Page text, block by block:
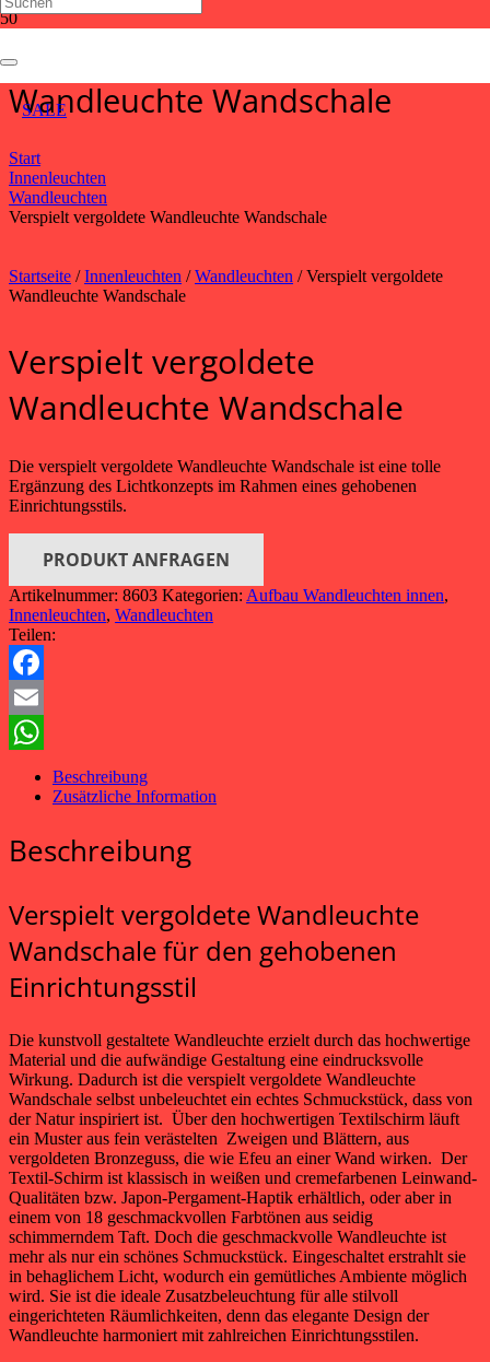
SALE
Verspielt vergoldete
Wandleuchte Wandschale
Start
Innenleuchten
Wandleuchten
Verspielt vergoldete Wandleuchte Wandschale
Startseite /Innenleuchten /Wandleuchten / Verspielt vergoldete
Wandleuchte Wandschale
Verspielt vergoldete
Wandleuchte Wandschale
Die verspielt vergoldete Wandleuchte Wandschale ist eine tolle
Ergänzung des Lichtkonzepts im Rahmen eines gehobenen
Einrichtungsstils.
PRODUKT ANFRAGEN
Artikelnummer: 8603 Kategorien: Aufbau Wandleuchten innen,
Innenleuchten, Wandleuchten
Teilen:
Facebook
Email
WhatsApp
Beschreibung
Zusätzliche Information
Beschreibung
Verspielt vergoldete Wandleuchte
Wandschale für den gehobenen
Einrichtungsstil
Die kunstvoll gestaltete Wandleuchte erzielt durch das hochwertige
Material und die aufwändige Gestaltung eine eindrucksvolle
Wirkung. Dadurch ist die verspielt vergoldete Wandleuchte
Wandschale selbst unbeleuchtet ein echtes Schmuckstück, dass von
der Natur inspiriert ist. Über den hochwertigen Textilschirm läuft
ein Muster aus fein verästelten Zweigen und Blättern, aus
vergoldeten Bronzeguss, die wie Efeu an einer Wand wirken. Der
Textil-Schirm ist klassisch in weißen und cremefarbenen Leinwand-
Qualitäten bzw. Japon-Pergament-Haptik erhältlich, oder aber in
einem von 18 geschmackvollen Farbtönen aus seidig
schimmerndem Taft. Doch die geschmackvolle Wandleuchte ist
mehr als nur ein schönes Schmuckstück. Eingeschaltet erstrahlt sie
in behaglichem Licht, wodurch ein gemütliches Ambiente möglich
wird. Sie ist die ideale Zusatzbeleuchtung für alle stilvoll
eingerichteten Räumlichkeiten, denn das elegante Design der
Wandleuchte harmoniert mit zahlreichen Einrichtungsstilen.